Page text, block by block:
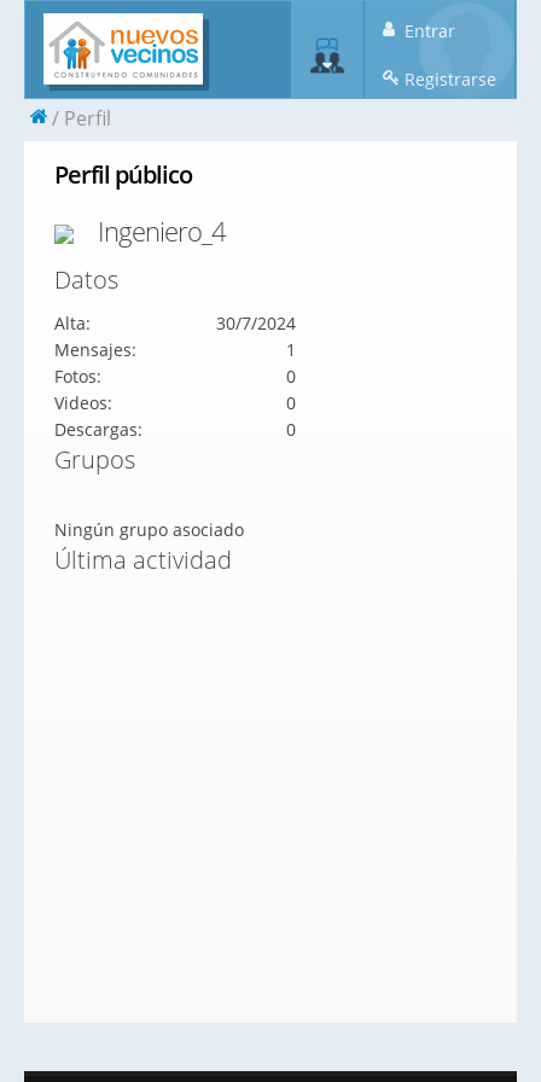
Entrar
Registrarse
Perfil
Perfil público
Ingeniero_4
Datos
Alta:
30/7/2024
Mensajes:
1
Fotos:
0
Videos:
0
Descargas:
0
Grupos
Ningún grupo asociado
Última actividad